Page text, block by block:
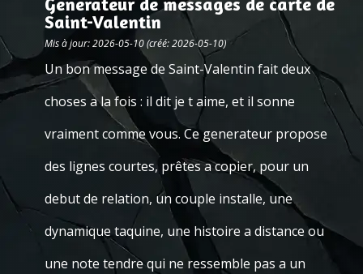
Saint-Valentin
Mis à jour: 2026-05-10 (créé: 2026-05-10)
Un bon message de Saint-Valentin fait deux
choses a la fois : il dit je t aime, et il sonne
vraiment comme vous. Ce generateur propose
des lignes courtes, prêtes a copier, pour un
debut de relation, un couple installe, une
dynamique taquine, une histoire a distance ou
une note tendre qui ne ressemble pas a un